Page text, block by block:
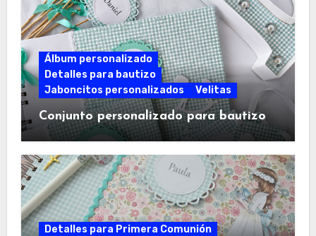
Álbum personalizado
Detalles para bautizo
Jaboncitos personalizados
Velitas
Conjunto personalizado para bautizo
Detalles para Primera Comunión